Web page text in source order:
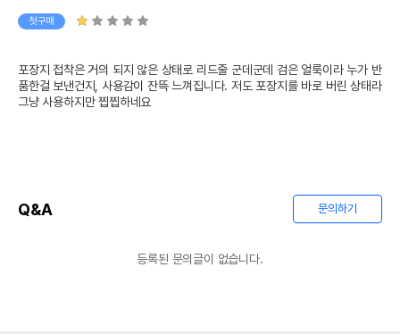
첫구매
포장지 접착은 거의 되지 않은 상태로 리드줄 군데군데 검은 얼룩이라 누가 반
품한걸 보낸건지, 사용감이 잔뜩 느껴집니다. 저도 포장지를 바로 버린 상태라
그냥 사용하지만 찝찝하네요
Q&A 문의하기
등록된 문의글이 없습니다.